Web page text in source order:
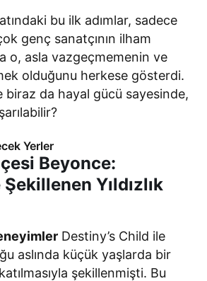
bu ilk adımlar, sadece
genç sanatçının ilham
o, asla vazgeçmemenin ve
olduğunu herkese gösterdi.
biraz da hayal gücü sayesinde,
Yerler
Beyonce:
Yıldızlık
Destiny’s Child ile
aslında küçük yaşlarda bir
şekillenmişti. Bu